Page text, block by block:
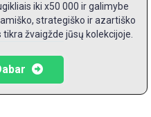
iki x50 000 ir galimybe
strategiško ir azartiško
žvaigžde jūsų kolekcijoje.